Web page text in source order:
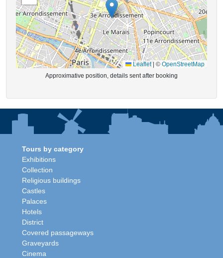
Leaflet © OpenStreetMap
Approximative position, details sent after booking
Tours by category
Exhibitions
Collection
Religious buildings
Castles
Palaces
Hotels
District
Covered passageways
Graveyards
Cinema